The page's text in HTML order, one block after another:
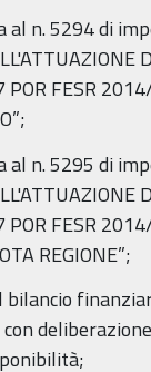
n. 5294 di
POR FESR
n. 5295 di
POR FESR
REGIONE”;
bilancio